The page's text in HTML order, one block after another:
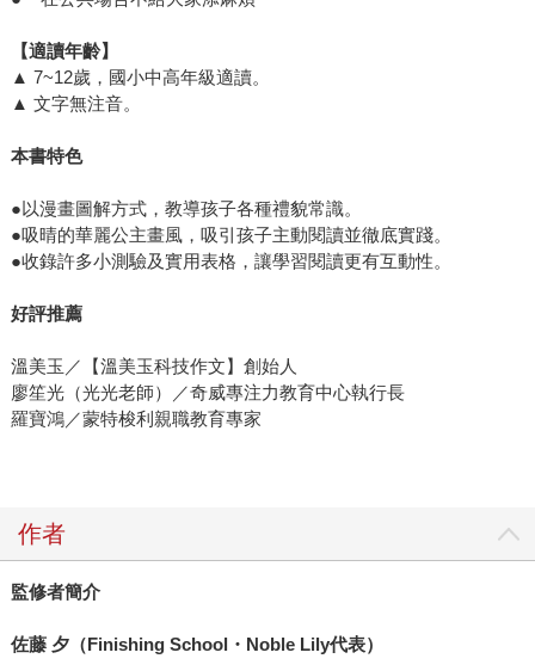
【適讀年齡】
▲ 7~12歲，國小中高年級適讀。
▲ 文字無注音。
本書特色
●以漫畫圖解方式，教導孩子各種禮貌常識。
●吸晴的華麗公主畫風，吸引孩子主動閱讀並徹底實踐。
●收錄許多小測驗及實用表格，讓學習閱讀更有互動性。
好評推薦
溫美玉／【溫美玉科技作文】創始人
廖笙光（光光老師）／奇威專注力教育中心執行長
羅寶鴻／蒙特梭利親職教育專家
作者
監修者簡介
佐藤 夕（Finishing School ・ Noble Lily代表）